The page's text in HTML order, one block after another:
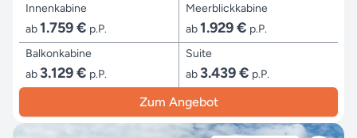
Innenkabine
ab1.759 € p.P.
Meerblickkabine
ab1.929 € p.P.
Balkonkabine
ab 3.129 € p.P.
Suite
ab 3.439 € p.P.
Zum Angebot